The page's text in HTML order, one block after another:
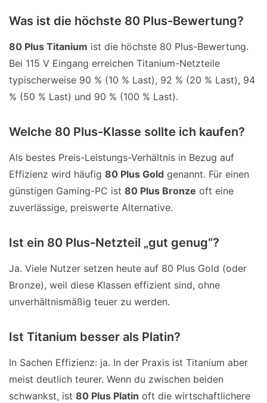
Was ist die höchste 80 Plus-Bewertung?
80 Plus Titanium ist die höchste 80 Plus-Bewertung.
Bei 115 V Eingang erreichen Titanium-Netzteile
typischerweise 90 % (10 % Last), 92 % (20 % Last), 94
% (50 % Last) und 90 % (100 % Last).
Welche 80 Plus-Klasse sollte ich kaufen?
Als bestes Preis-Leistungs-Verhältnis in Bezug auf
Effizienz wird häufig 80 Plus Gold genannt. Für einen
günstigen Gaming-PC ist 80 Plus Bronze oft eine
zuverlässige, preiswerte Alternative.
Ist ein 80 Plus-Netzteil „gut genug“?
Ja. Viele Nutzer setzen heute auf 80 Plus Gold (oder
Bronze), weil diese Klassen effizient sind, ohne
unverhältnismäßig teuer zu werden.
Ist Titanium besser als Platin?
In Sachen Effizienz: ja. In der Praxis ist Titanium aber
meist deutlich teurer. Wenn du zwischen beiden
schwankst, ist 80 Plus Platin oft die wirtschaftlichere